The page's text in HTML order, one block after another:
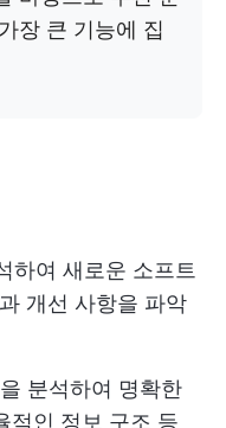
장 큰 기능에 집
하여 새로운 소프트
개선 사항을 파악
분석하여 명확한
적인 정보 구조 등